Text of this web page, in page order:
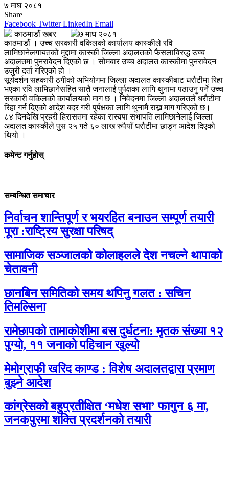
७ माघ २०८१
Share
Facebook Twitter LinkedIn Email
काठमाडौं खबर
७ माघ २०८१
काठमाडौं । उच्च सरकारी वकिलको कार्यालय कास्कीले रवि
लामिछानेलगायतको मुद्दामा कास्की जिल्ला अदालतको फैसलाविरुद्ध उच्च
अदालतमा पुनरावेदन दिएको छ । सोमबार उच्च अदालत कास्कीमा पुनरावेदन
उजुरी दर्ता गरिएको हो ।
सूर्यदर्शन सहकारी ठगीको अभियोगमा जिल्ला अदालत कास्कीबाट धरौटीमा रिहा
भएका रवि लामिछानेसहित सातै जनालाई पुर्पक्षका लागि थुनामा पठाउनु पर्ने उच्च
सरकारी वकिलको कार्यालयको माग छ । निवेदनमा जिल्ला अदालतले धरौटीमा
रिहा गर्न दिएको आदेश बदर गरी पुर्पक्षका लागि थुनामै राख्न माग गरिएको छ।
८४ दिनदेखि प्रहरी हिरासतमा रहेका रास्वपा सभापति लामिछानेलाई जिल्ला
अदालत कास्कीले पुस २५ गते ६० लाख रुपैयाँ धरौटीमा छाड्न आदेश दिएको
थियो ।
कमेन्ट गर्नुहोस्
सम्बन्धित समाचार
निर्वाचन शान्तिपूर्ण र भयरहित बनाउन सम्पूर्ण तयारी
पूरा :राष्ट्रिय सुरक्षा परिषद्
सामाजिक सञ्जालको कोलाहलले देश नचल्ने थापाको
चेतावनी
छानबिन समितिको समय थपिनु गलत : सचिन
तिमल्सिना
रामेछापको तामाकोशीमा बस दुर्घटना: मृतक संख्या १२
पुग्यो, ११ जनाको पहिचान खुल्यो
मेमोग्राफी खरिद काण्ड : विशेष अदालतद्वारा प्रमाण
बुझ्ने आदेश
कांग्रेसको बहुप्रतीक्षित ‘मधेश सभा’ फागुन ६ मा,
जनकपुरमा शक्ति प्रदर्शनको तयारी